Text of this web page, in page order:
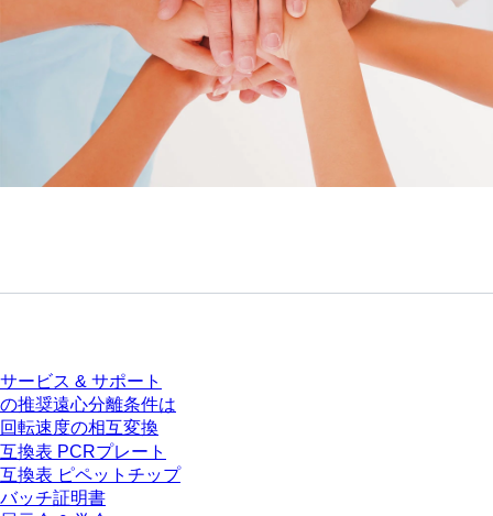
サービス & サポート
の推奨遠心分離条件は
回転速度の相互変換
互換表 PCRプレート
互換表 ピペットチップ
バッチ証明書